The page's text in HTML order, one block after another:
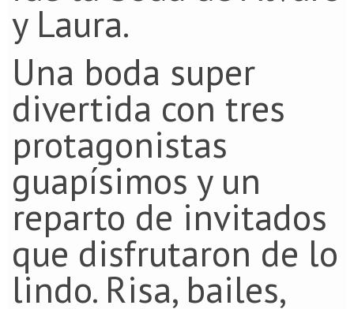
y Laura.
Una boda super
divertida con tres
protagonistas
guapísimos y un
reparto de invitados
que disfrutaron de lo
lindo. Risa, bailes,